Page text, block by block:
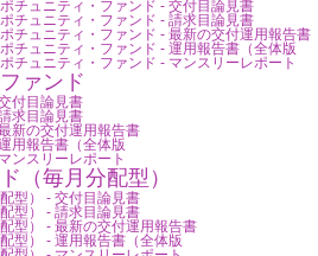
チュニティ・ファンド - 交付目論見書
チュニティ・ファンド - 請求目論見書
チュニティ・ファンド - 最新の交付運用報告書
チュニティ・ファンド - 運用報告書（全体版
チュニティ・ファンド - マンスリーレポート
ァンド
付目論見書
求目論見書
新の交付運用報告書
用報告書（全体版
ンスリーレポート
（毎月分配型）
型） - 交付目論見書
型） - 請求目論見書
型） - 最新の交付運用報告書
型） - 運用報告書（全体版